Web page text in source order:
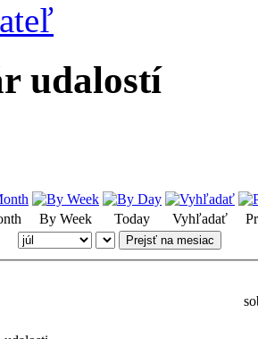
udalostí
By Week Today Vyhľadať
Prejsť na mesiac